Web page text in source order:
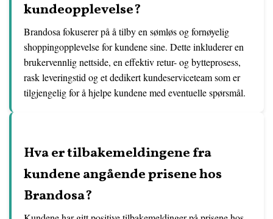
kundeopplevelse?
Brandosa fokuserer på å tilby en sømløs og fornøyelig
shoppingopplevelse for kundene sine. Dette inkluderer en
brukervennlig nettside, en effektiv retur- og bytteprosess,
rask leveringstid og et dedikert kundeserviceteam som er
tilgjengelig for å hjelpe kundene med eventuelle spørsmål.
Hva er tilbakemeldingene fra
kundene angående prisene hos
Brandosa?